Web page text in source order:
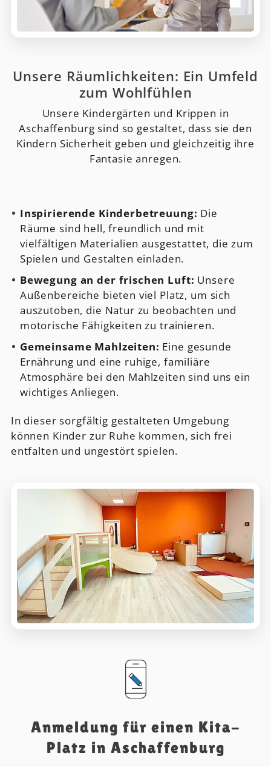
Unsere Räumlichkeiten: Ein Umfeld
zum Wohlfühlen
Unsere Kindergärten und Krippen in
Aschaffenburg sind so gestaltet, dass sie den
Kindern Sicherheit geben und gleichzeitig ihre
Fantasie anregen.
Inspirierende Kinderbetreuung: Die
Räume sind hell, freundlich und mit
vielfältigen Materialien ausgestattet, die zum
Spielen und Gestalten einladen.
Bewegung an der frischen Luft: Unsere
Außenbereiche bieten viel Platz, um sich
auszutoben, die Natur zu beobachten und
motorische Fähigkeiten zu trainieren.
Gemeinsame Mahlzeiten: Eine gesunde
Ernährung und eine ruhige, familiäre
Atmosphäre bei den Mahlzeiten sind uns ein
wichtiges Anliegen.
In dieser sorgfältig gestalteten Umgebung
können Kinder zur Ruhe kommen, sich frei
entfalten und ungestört spielen.
Anmeldung für einen Kita-
Platz in Aschaffenburg